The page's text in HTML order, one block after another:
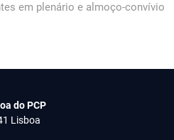
em plenário e almoço-convívio
do PCP
Lisboa